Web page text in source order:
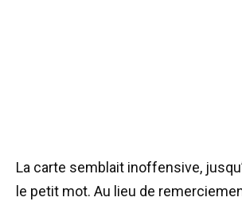
La carte semblait inoffensive,
le petit mot. Au lieu de